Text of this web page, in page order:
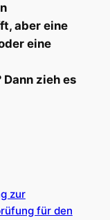
aber eine
eine
zieh es
zur
für den